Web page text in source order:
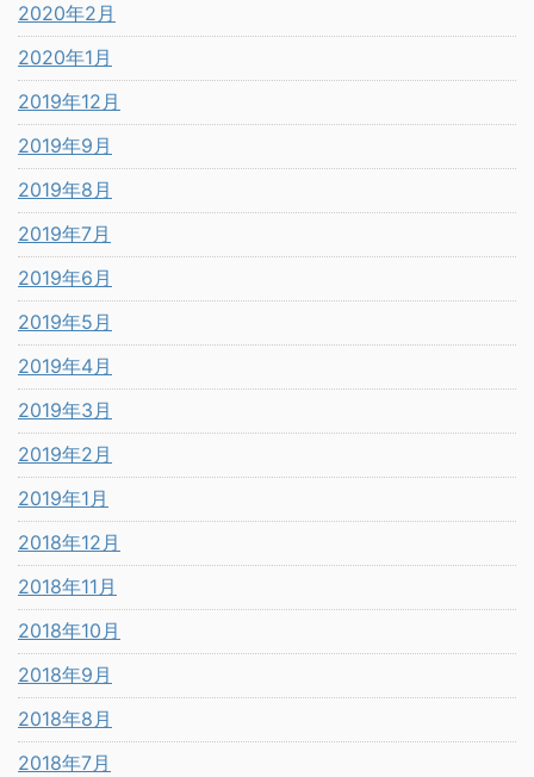
2020年2月
2020年1月
2019年12月
2019年9月
2019年8月
2019年7月
2019年6月
2019年5月
2019年4月
2019年3月
2019年2月
2019年1月
2018年12月
2018年11月
2018年10月
2018年9月
2018年8月
2018年7月